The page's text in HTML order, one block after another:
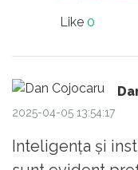
Like 0
2025-04-05 13:54:17
Inteligența și